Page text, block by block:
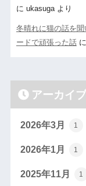
に ukasugaより
冬晴れに猫の話を
ードで頑張った話に
アーカイブ
2026年3月 1
2026年1月 1
2025年11月 1